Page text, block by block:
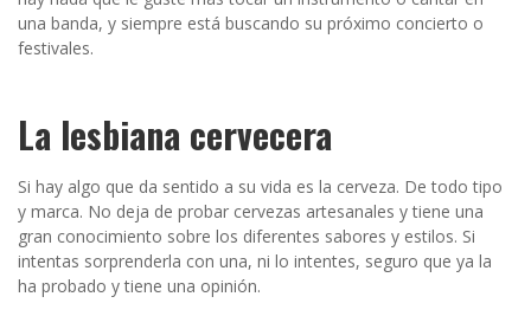
una banda, y siempre está buscando su próximo concierto o
festivales.
La lesbiana cervecera
Si hay algo que da sentido a su vida es la cerveza. De todo tipo
y marca. No deja de probar cervezas artesanales y tiene una
gran conocimiento sobre los diferentes sabores y estilos. Si
intentas sorprenderla con una, ni lo intentes, seguro que ya la
ha probado y tiene una opinión.